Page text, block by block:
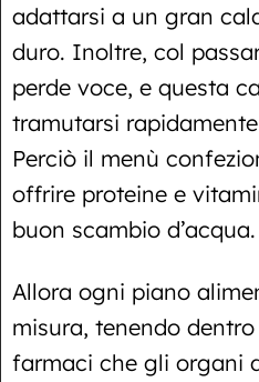
adattarsi a un gran
duro. Inoltre, col
perde voce, e questa
tramutarsi
Perciò il menù
offrire proteine e
buon scambio d’acqua.
Allora ogni piano
misura, tenendo
farmaci che gli organi